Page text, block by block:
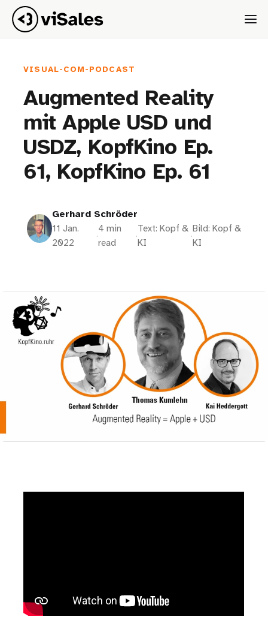
VISUAL-COM-PODCAST
Augmented Reality
mit Apple USD und
USDZ, KopfKino Ep.
61, KopfKino Ep. 61
Gerhard Schröder
11 Jan.
2022
·
4 min
read
·
Text: Kopf &
KI
·
Bild: Kopf &
KI